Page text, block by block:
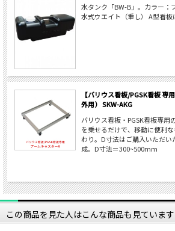
水タンク「BW-B」。カラー
水式ウエイト（重し） A型看板
【バリウス看板/PGSK看板 専
外用） SKW-AKG
バリウス看板・PGSK看板専用
を乗せるだけで、移動に便利
わり。D寸法はご購入いただ
成。D寸法＝300~500mm
この商品を見た人はこんな商品も見ています